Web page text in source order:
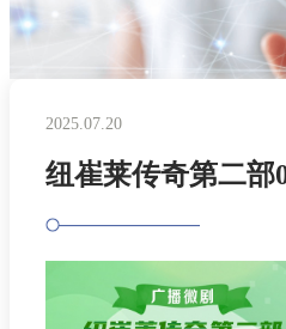
2025.07.20
纽崔莱传奇第二部